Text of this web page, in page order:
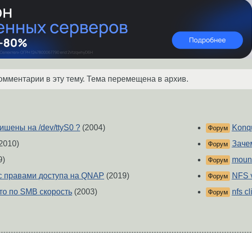
в эту тему. Тема перемещена в архив.
на /dev/ttyS0 ? (2004)
правами доступа на QNAP (2019)
по SMB скорость (2003)
Форум
Форум
Форум
Форум NFS
Форум nfs